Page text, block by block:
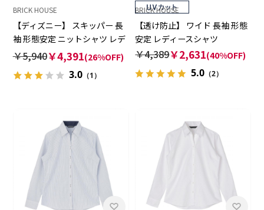
BRICK HOUSE
【ディズニー】 スキッパー 長
袖 形態安定 ニットシャツ レデ
ィースシャツ
￥5,940￥4,391(26%OFF)
3.0（1）
BRICK HOUSE
【透け防止】 ワイド 長袖 形態
安定 レディースシャツ
￥4,389￥2,631(40%OFF)
5.0 （2）